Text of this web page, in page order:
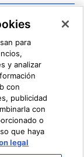
para
y analizar
con
publicidad
con
o
que haya
legal